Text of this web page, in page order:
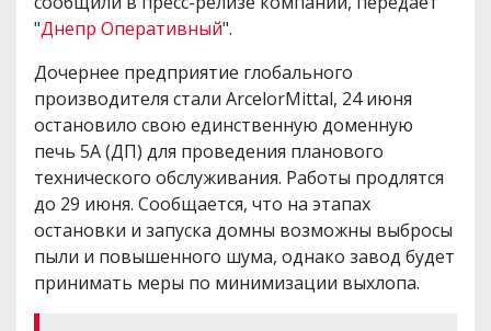
"Днепр Оперативный".
Дочернее предприятие глобального
производителя стали ArcelorMittal, 24 июня
остановило свою единственную доменную
печь 5А (ДП) для проведения планового
технического обслуживания. Работы продлятся
до 29 июня. Сообщается, что на этапах
остановки и запуска домны возможны выбросы
пыли и повышенного шума, однако завод будет
принимать меры по минимизации выхлопа.